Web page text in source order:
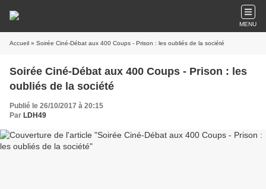
MENU
Accueil » Soirée Ciné-Débat aux 400 Coups - Prison : les oubliés de la société
Soirée Ciné-Débat aux 400 Coups - Prison : les
oubliés de la société
Publié le 26/10/2017 à 20:15
Par LDH49